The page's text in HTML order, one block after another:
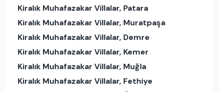
Kiralık Muhafazakar Villalar, Patara
Kiralık Muhafazakar Villalar, Muratpaşa
Kiralık Muhafazakar Villalar, Demre
Kiralık Muhafazakar Villalar, Kemer
Kiralık Muhafazakar Villalar, Muğla
Kiralık Muhafazakar Villalar, Fethiye